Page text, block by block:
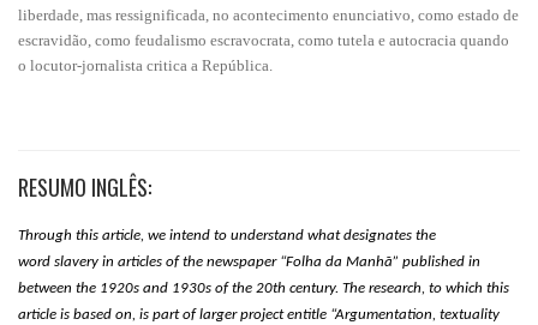
liberdade, mas ressignificada, no acontecimento enunciativo, como estado de
escravidão, como feudalismo escravocrata, como tutela e autocracia quando
o locutor-jornalista critica a República.
RESUMO INGLÊS:
Through this article, we intend to understand what designates the
word slavery in articles of the newspaper “Folha da Manhã” published in
between the 1920s and 1930s of the 20th century. The research, to which this
article is based on, is part of larger project entitle “Argumentation, textuality